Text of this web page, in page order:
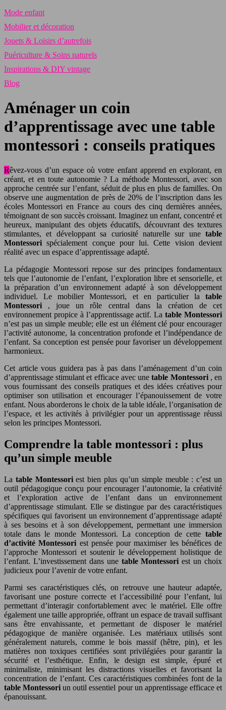
Mode enfant
Mobilier et décoration
Jouets & Loisirs d’autrefois
Puériculture & Soins naturels
Inspirations & DIY vintage
Blog
Aménager un coin
d’apprentissage avec une table
montessori : conseils pratiques
Rêvez-vous d’un espace où votre enfant apprend en explorant, en
créant, et en toute autonomie ? La méthode Montessori, avec son
approche centrée sur l’enfant, séduit de plus en plus de familles. On
observe une augmentation de près de 20% de l’inscription dans les
écoles Montessori en France au cours des cinq dernières années,
témoignant de son succès croissant. Imaginez un enfant, concentré et
heureux, manipulant des objets éducatifs, découvrant des textures
stimulantes, et développant sa curiosité naturelle sur une table
Montessorispécialement conçue pour lui. Cette vision devient
réalité avec un espace d’apprentissage adapté.
La pédagogie Montessori repose sur des principes fondamentaux
tels que l’autonomie de l’enfant, l’exploration libre et sensorielle, et
la préparation d’un environnement adapté à son développement
individuel. Le mobilier Montessori, et en particulier la table
Montessori , joue un rôle central dans la création de cet
environnement propice à l’apprentissage actif. Latable Montessori
n’est pas un simple meuble; elle est un élément clé pour encourager
l’activité autonome, la concentration profonde et l’indépendance de
l’enfant. Sa conception est pensée pour favoriser un développement
harmonieux.
Cet article vous guidera pas à pas dans l’aménagement d’un coin
d’apprentissage stimulant et efficace avec unetable Montessori , en
vous fournissant des conseils pratiques et des idées créatives pour
optimiser son utilisation et encourager l’épanouissement de votre
enfant. Nous aborderons le choix de la table idéale, l’organisation de
l’espace, et les activités à privilégier pour un apprentissage réussi
selon les principes Montessori.
Comprendre la table montessori : plus
qu’un simple meuble
La table Montessoriest bien plus qu’un simple meuble : c’est un
outil pédagogique conçu pour encourager l’autonomie, la créativité
et l’exploration active de l’enfant dans un environnement
d’apprentissage stimulant. Elle se distingue par des caractéristiques
spécifiques qui favorisent un environnement d’apprentissage adapté
à ses besoins et à son développement, permettant une immersion
totale dans le monde Montessori. La conception de cette table
d’activité Montessori est pensée pour maximiser les bénéfices de
l’approche Montessori et soutenir le développement holistique de
l’enfant. L’investissement dans une table Montessoriest un choix
judicieux pour l’avenir de votre enfant.
Parmi ses caractéristiques clés, on retrouve une hauteur adaptée,
favorisant une posture correcte et l’accessibilité pour l’enfant, lui
permettant d’interagir confortablement avec le matériel. Elle offre
également une taille appropriée, offrant un espace de travail suffisant
sans être envahissante, et permettant de disposer le matériel
pédagogique de manière organisée. Les matériaux utilisés sont
généralement naturels, comme le bois massif (hêtre, pin), et les
matières non toxiques certifiées sont privilégiées pour garantir la
sécurité et l’esthétique. Enfin, le design est simple, épuré et
minimaliste, minimisant les distractions visuelles et favorisant la
concentration de l’enfant. Ces caractéristiques combinées font de la
table Montessoriun outil essentiel pour un apprentissage efficace et
épanouissant.